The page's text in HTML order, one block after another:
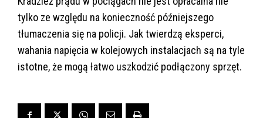
tylko ze względu na konieczność późniejszego
tłumaczenia się na policji. Jak twierdzą eksperci,
wahania napięcia w kolejowych instalacjach są na tyle
istotne, że mogą łatwo uszkodzić podłączony sprzęt.